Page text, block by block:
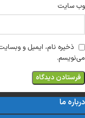
وب‌ سایت
ذخیره نام، ایمیل و
می‌نویسم.
درباره ما